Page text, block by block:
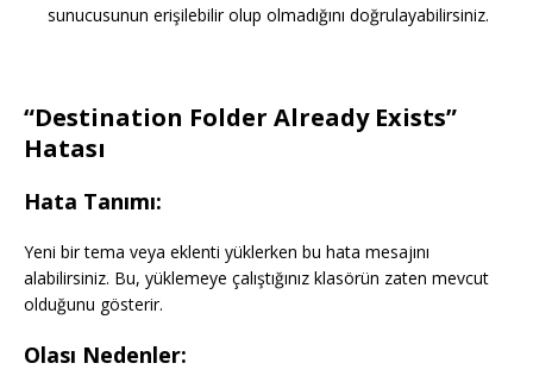
sunucusunun erişilebilir olup olmadığını doğrulayabilirsiniz.
“Destination Folder Already Exists”
Hatası
Hata Tanımı:
Yeni bir tema veya eklenti yüklerken bu hata mesajını
alabilirsiniz. Bu, yüklemeye çalıştığınız klasörün zaten mevcut
olduğunu gösterir.
Olası Nedenler: